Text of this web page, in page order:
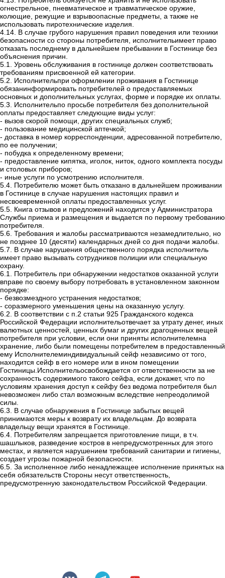
огнестрельное, пневматическое и травматическое оружие,
колющие, режущие и взрывоопасные предметы, а также не
использовать пиротехнические изделия.
4.14. В случае грубого нарушения правил поведения или техники
безопасности со стороны потребителя, исполнительимеет право
отказать последнему в дальнейшем пребывании в Гостинице без
объяснения причин.
5.1. Уровень обслуживания в гостинице должен соответствовать
требованиям присвоенной ей категории.
5.2. Исполнительпри оформлении проживания в Гостинице
обязанинформировать потребителей о предоставляемых
основных и дополнительных услугах, форме и порядке их оплаты.
5.3. Исполнительпо просьбе потребителя без дополнительной
оплаты предоставляет следующие виды услуг:
- вызов скорой помощи, других специальных служб;
- пользование медицинской аптечкой;
- доставка в номер корреспонденции, адресованной потребителю,
по ее получении;
- побудка к определенному времени;
- предоставление кипятка, иголок, ниток, одного комплекта посуды
и столовых приборов;
- иные услуги по усмотрению исполнителя.
5.4. Потребителю может быть отказано в дальнейшем проживании
в Гостинице в случае нарушения настоящих правил и
несвоевременной оплаты предоставленных услуг.
5.5. Книга отзывов и предложений находится у Администратора
Службы приема и размещения и выдается по первому требованию
потребителя.
5.6. Требования и жалобы рассматриваются незамедлительно, но
не позднее 10 (десяти) календарных дней со дня подачи жалобы.
5.7. В случае нарушения общественного порядка исполнитель
имеет право вызывать сотрудников полиции или специальную
охрану.
6.1. Потребитель при обнаружении недостатков оказанной услуги
вправе по своему выбору потребовать в установленном законном
порядке:
- безвозмездного устранения недостатков;
- соразмерного уменьшения цены на оказанную услугу.
6.2. В соответствии с п.2 статьи 925 Гражданского кодекса
Российской Федерации исполнительотвечает за утрату денег, иных
валютных ценностей, ценных бумаг и других драгоценных вещей
потребителя при условии, если они приняты исполнителемна
хранение, либо были помещены потребителем в предоставленный
ему Исполнителеминдивидуальный сейф независимо от того,
находится сейф в его номере или в ином помещении
Гостиницы.Исполнительосвобождается от ответственности за не
сохранность содержимого такого сейфа, если докажет, что по
условиям хранения доступ к сейфу без ведома потребителя был
невозможен либо стал возможным вследствие непреодолимой
силы.
6.3. В случае обнаружения в Гостинице забытых вещей
принимаются меры к возврату их владельцам. До возврата
владельцу вещи хранятся в Гостинице.
6.4. Потребителям запрещается приготовление пищи, в т.ч.
шашлыков, разведение костров в непредусмотренных для этого
местах, и является нарушением требований санитарии и гигиены,
создает угрозы пожарной безопасности.
6.5. За исполненное либо ненадлежащее исполнение принятых на
себя обязательств Стороны несут ответственность,
предусмотренную законодательством Российской Федерации.